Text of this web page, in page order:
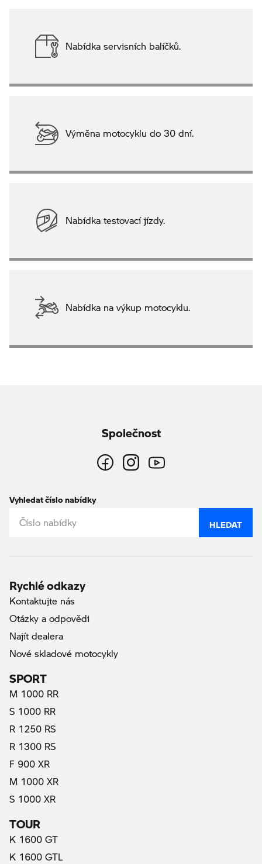
Nabídka servisních balíčků.
Výměna motocyklu do 30 dní.
Nabídka testovací jízdy.
Nabídka na výkup motocyklu.
Společnost
Vyhledat číslo nabídky
HLEDAT
Rychlé odkazy
Kontaktujte nás
Otázky a odpovědi
Najít dealera
Nové skladové motocykly
SPORT
M 1000 RR
S 1000 RR
R 1250 RS
R 1300 RS
F 900 XR
M 1000 XR
S 1000 XR
TOUR
K 1600 GT
K 1600 GTL